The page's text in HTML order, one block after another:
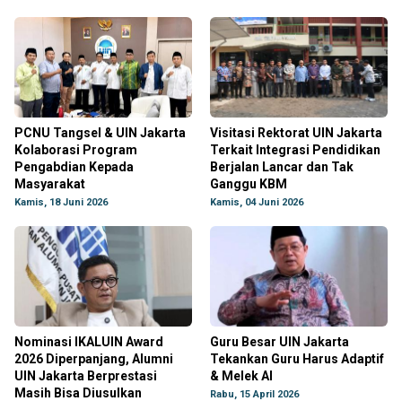
PCNU Tangsel & UIN Jakarta
Kolaborasi Program
Pengabdian Kepada
Masyarakat
Kamis, 18 Juni 2026
Visitasi Rektorat UIN Jakarta
Terkait Integrasi Pendidikan
Berjalan Lancar dan Tak
Ganggu KBM
Kamis, 04 Juni 2026
Nominasi IKALUIN Award
2026 Diperpanjang, Alumni
UIN Jakarta Berprestasi
Masih Bisa Diusulkan
Guru Besar UIN Jakarta
Tekankan Guru Harus Adaptif
& Melek AI
Rabu, 15 April 2026